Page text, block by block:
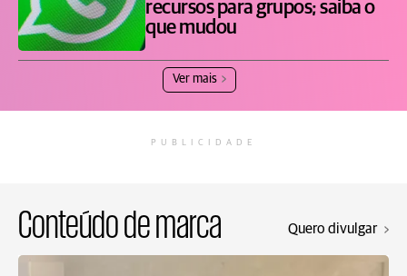
recursos para grupos; saiba o
que mudou
Ver mais
PUBLICIDADE
Conteúdo de marca Quero divulgar